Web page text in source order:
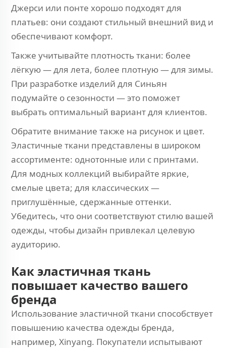
Джерси или понте хорошо подходят для
платьев: они создают стильный внешний вид и
обеспечивают комфорт.
Также учитывайте плотность ткани: более
лёгкую — для лета, более плотную — для зимы.
При разработке изделий для Синьян
подумайте о сезонности — это поможет
выбрать оптимальный вариант для клиентов.
Обратите внимание также на рисунок и цвет.
Эластичные ткани представлены в широком
ассортименте: однотонные или с принтами.
Для модных коллекций выбирайте яркие,
смелые цвета; для классических —
приглушённые, сдержанные оттенки.
Убедитесь, что они соответствуют стилю вашей
одежды, чтобы дизайн привлекал целевую
аудиторию.
Как эластичная ткань
повышает качество вашего
бренда
Использование эластичной ткани способствует
повышению качества одежды бренда,
например, Xinyang. Покупатели испытывают